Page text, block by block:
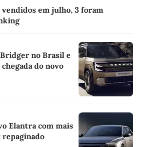
vendidos em julho, 3 foram
no Brasil e
do novo
Elantra com mais